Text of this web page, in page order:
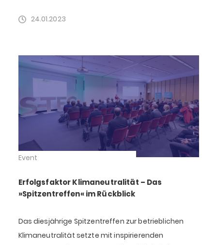
24.01.2023
Event
Erfolgsfaktor Klimaneutralität – Das
»Spitzentreffen« im Rückblick
Das diesjährige Spitzentreffen zur betrieblichen
Klimaneutralität setzte mit inspirierenden